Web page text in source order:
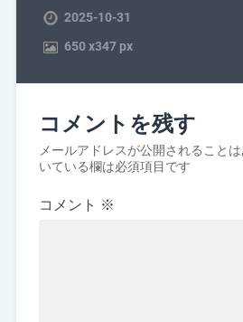
2025-10-31
650x347 px
コメントを残す
メールアドレスが公開されることは
いている欄は必須項目です
コメント ※